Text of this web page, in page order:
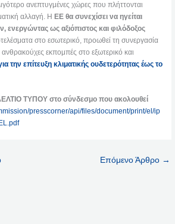
ανεπτυγμένες χώρες που πλήττονται
αλλαγή. Η ΕΕ θα συνεχίσει να ηγείται
ως αξιόπιστος και φιλόδοξος
στο εσωτερικό, προωθεί τη συνεργασία
εκπομπές στο εξωτερικό και
την επίτευξη κλιματικής ουδετερότητας έως το
ΤΥΠΟΥ στο σύνδεσμο που ακολουθεί
presscorner/api/files/document/print/el/ip
Επόμενο Άρθρο →